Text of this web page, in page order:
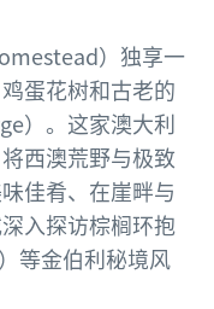
）独享一
蛋花树和古老的
）。这家澳大利
西澳荒野与极致
佳肴、在崖畔与
入探访棕榈环抱
等金伯利秘境风